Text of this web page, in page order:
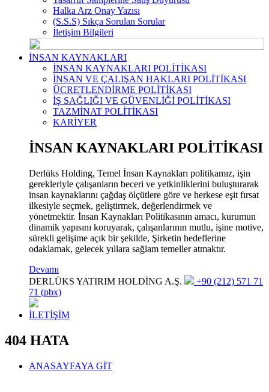
Halka Arz Onay Yazısı
(S.S.S) Sıkça Sorulan Sorular
İletişim Bilgileri
İNSAN KAYNAKLARI
İNSAN KAYNAKLARI POLİTİKASI
İNSAN VE ÇALIŞAN HAKLARI POLİTİKASI
ÜCRETLENDİRME POLİTİKASI
İŞ SAĞLIĞI VE GÜVENLİĞİ POLİTİKASI
TAZMİNAT POLİTİKASI
KARİYER
İNSAN KAYNAKLARI POLİTİKASI
Derlüks Holding, Temel İnsan Kaynakları politikamız, işin
gerekleriyle çalışanların beceri ve yetkinliklerini buluşturarak
insan kaynaklarını çağdaş ölçütlere göre ve herkese eşit fırsat
ilkesiyle seçmek, geliştirmek, değerlendirmek ve
yönetmektir. İnsan Kaynakları Politikasının amacı, kurumun
dinamik yapısını koruyarak, çalışanlarının mutlu, işine motive,
sürekli gelişime açık bir şekilde, Şirketin hedeflerine
odaklamak, gelecek yıllara sağlam temeller atmaktır.
Devamı
DERLÜKS YATIRIM HOLDİNG A.Ş.
+90 (212) 571 71
71 (pbx)
İLETİŞİM
404 HATA
ANASAYFAYA GİT